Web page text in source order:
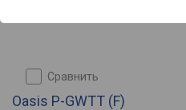
сравнить
Oasis P-GWTT (F)